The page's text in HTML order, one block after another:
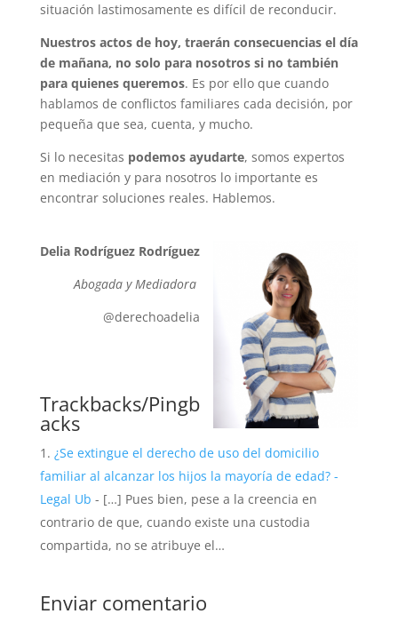
situación lastimosamente es difícil de reconducir.
Nuestros actos de hoy, traerán consecuencias el día
de mañana, no solo para nosotros si no también
para quienes queremos. Es por ello que cuando
hablamos de conflictos familiares cada decisión, por
pequeña que sea, cuenta, y mucho.
Si lo necesitas podemos ayudarte, somos expertos
en mediación y para nosotros lo importante es
encontrar soluciones reales. Hablemos.
Delia Rodríguez Rodríguez
Abogada y Mediadora
@derechoadelia
Trackbacks/Pingb
acks
¿Se extingue el derecho de uso del domicilio
familiar al alcanzar los hijos la mayoría de edad? -
Legal Ub - […] Pues bien, pese a la creencia en
contrario de que, cuando existe una custodia
compartida, no se atribuye el…
Enviar comentario